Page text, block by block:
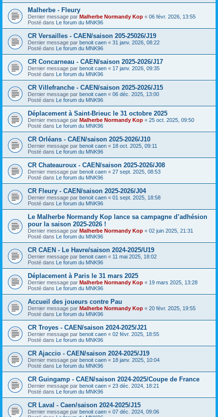
Malherbe - Fleury
Dernier message par Malherbe Normandy Kop « 06 févr. 2026, 13:55
Posté dans Le forum du MNK96
CR Versailles - CAEN/saison 205-25026/J19
Dernier message par benoit caen « 31 janv. 2026, 08:22
Posté dans Le forum du MNK96
CR Concarneau - CAEN/saison 2025-2026/J17
Dernier message par benoit caen « 17 janv. 2026, 09:35
Posté dans Le forum du MNK96
CR Villefranche - CAEN/saison 2025-2026/J15
Dernier message par benoit caen « 06 déc. 2025, 13:00
Posté dans Le forum du MNK96
Déplacement à Saint-Brieuc le 31 octobre 2025
Dernier message par Malherbe Normandy Kop « 25 oct. 2025, 09:50
Posté dans Le forum du MNK96
CR Orléans - CAEN/saison 2025-2026/J10
Dernier message par benoit caen « 18 oct. 2025, 09:11
Posté dans Le forum du MNK96
CR Chateauroux - CAEN/saison 2025-2026/J08
Dernier message par benoit caen « 27 sept. 2025, 08:53
Posté dans Le forum du MNK96
CR Fleury - CAEN/saison 2025-2026/J04
Dernier message par benoit caen « 01 sept. 2025, 18:58
Posté dans Le forum du MNK96
Le Malherbe Normandy Kop lance sa campagne d’adhésion
pour la saison 2025-2026 !
Dernier message par Malherbe Normandy Kop « 02 juin 2025, 21:31
Posté dans Le forum du MNK96
CR CAEN - Le Havre/saison 2024-2025/U19
Dernier message par benoit caen « 11 mai 2025, 18:02
Posté dans Le forum du MNK96
Déplacement à Paris le 31 mars 2025
Dernier message par Malherbe Normandy Kop « 19 mars 2025, 13:28
Posté dans Le forum du MNK96
Accueil des joueurs contre Pau
Dernier message par Malherbe Normandy Kop « 20 févr. 2025, 19:55
Posté dans Le forum du MNK96
CR Troyes - CAEN/saison 2024-2025/J21
Dernier message par benoit caen « 02 févr. 2025, 18:55
Posté dans Le forum du MNK96
CR Ajaccio - CAEN/saison 2024-2025/J19
Dernier message par benoit caen « 18 janv. 2025, 10:04
Posté dans Le forum du MNK96
CR Guingamp - CAEN/saison 2024-2025/Coupe de France
Dernier message par benoit caen « 23 déc. 2024, 18:21
Posté dans Le forum du MNK96
CR Laval - Caen/saison 2024-2025/J15
Dernier message par benoit caen « 07 déc. 2024, 09:06